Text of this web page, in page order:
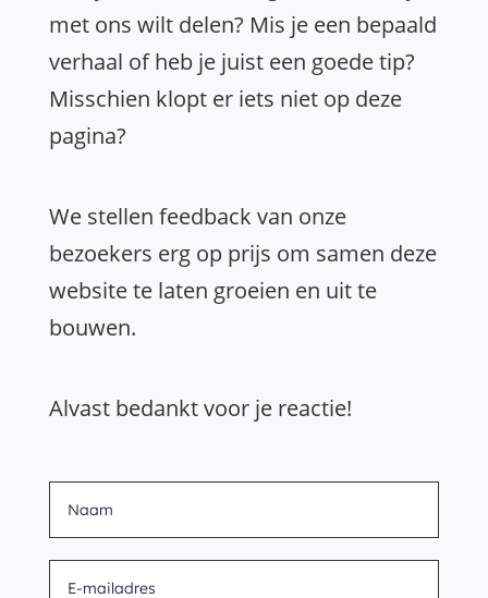
met ons wilt delen? Mis je een bepaald
verhaal of heb je juist een goede tip?
Misschien klopt er iets niet op deze
pagina?
We stellen feedback van onze
bezoekers erg op prijs om samen deze
website te laten groeien en uit te
bouwen.
Alvast bedankt voor je reactie!